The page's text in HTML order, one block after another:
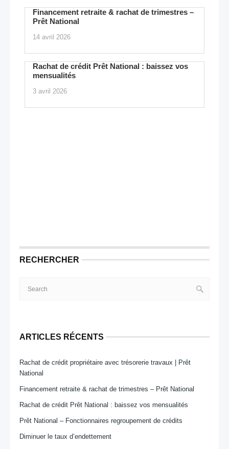
Financement retraite & rachat de trimestres –
Prêt National
14 avril 2026
Rachat de crédit Prêt National : baissez vos
mensualités
3 avril 2026
RECHERCHER
ARTICLES RÉCENTS
Rachat de crédit propriétaire avec trésorerie travaux | Prêt
National
Financement retraite & rachat de trimestres – Prêt National
Rachat de crédit Prêt National : baissez vos mensualités
Prêt National – Fonctionnaires regroupement de crédits
Diminuer le taux d’endettement